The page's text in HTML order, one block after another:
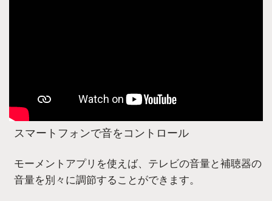
スマートフォンで音をコントロール
モーメントアプリを使えば、テレビの音量と補聴器の
音量を別々に調節することができます。